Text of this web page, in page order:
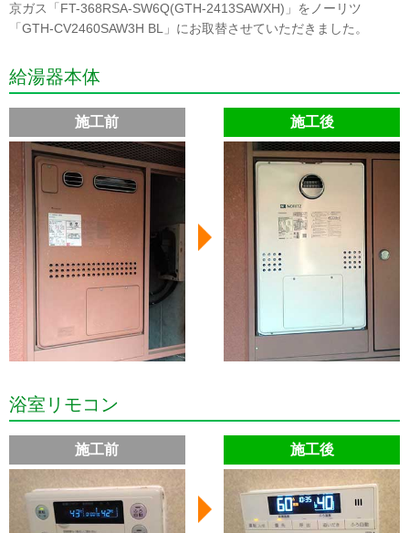
京ガス「FT-368RSA-SW6Q(GTH-2413SAWXH)」をノーリツ
「GTH-CV2460SAW3H BL」にお取替させていただきました。
給湯器本体
施工前 施工後
浴室リモコン
施工前 施工後